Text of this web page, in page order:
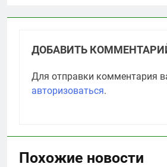
ДОБАВИТЬ
Для отправки комментария
авторизоваться.
Похожие новости